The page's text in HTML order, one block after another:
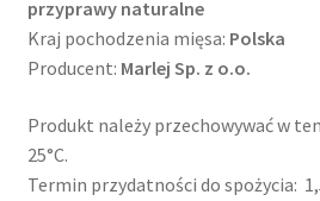
przyprawy naturalne
Kraj pochodzenia mięsa: Polska
Producent: Marlej Sp. z o.o.
Produkt należy przechowywać w
25°C.
Termin przydatności do spożycia: